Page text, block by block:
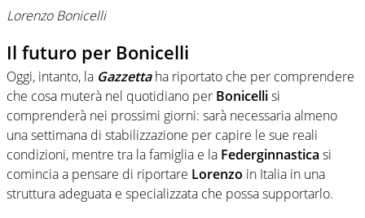
Lorenzo Bonicelli
Il futuro per Bonicelli
Oggi, intanto, la Gazzetta ha riportato che per comprendere
che cosa muterà nel quotidiano per Bonicellisi
comprenderà nei prossimi giorni: sarà necessaria almeno
una settimana di stabilizzazione per capire le sue reali
condizioni, mentre tra la famiglia e la Federginnastica si
comincia a pensare di riportare Lorenzo in Italia in una
struttura adeguata e specializzata che possa supportarlo.